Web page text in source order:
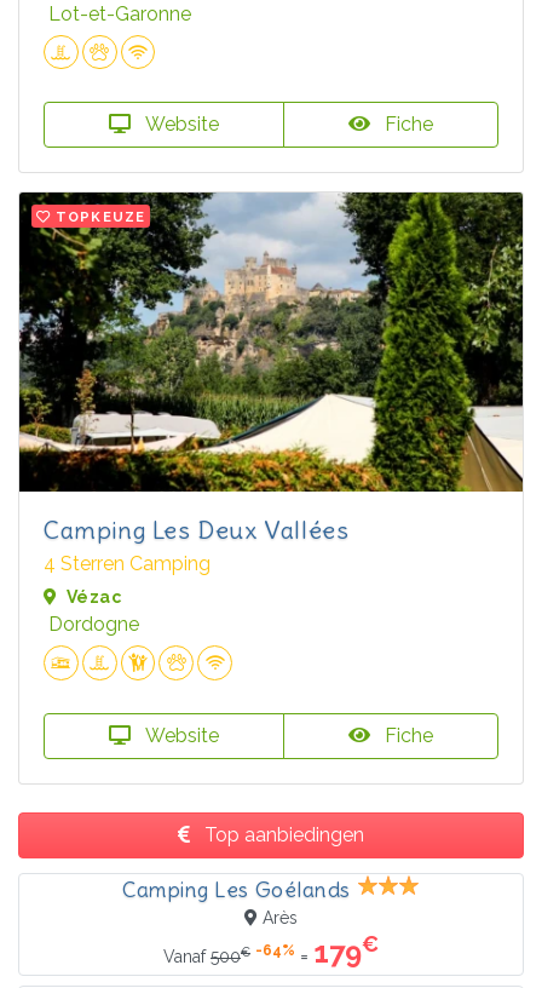
Lot-et-Garonne
Website Fiche
TOPKEUZE
Camping Les Deux Vallées
4 Sterren Camping
Vézac
Dordogne
Website Fiche
Top aanbiedingen
Camping Les Goélands
Arès
Vanaf500€ -64% = 179€